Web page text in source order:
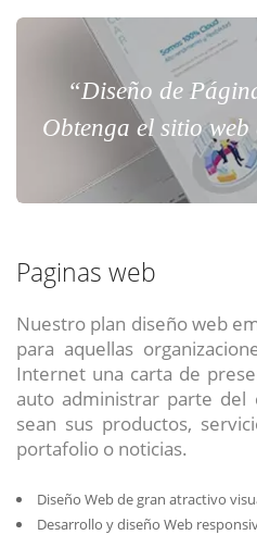
“Diseño de
Obtenga el sitio web
Paginas web
Nuestro plan diseño web
para aquellas
Internet una carta de
auto administrar parte del
sean sus productos,
portafolio o noticias.
Diseño Web de gran atractivo
Desarrollo y diseño Web